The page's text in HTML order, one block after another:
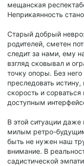
мещанская
Неприкаянность
Старый добрый
родителей, сметен
следит за нами, ему
взгляд сковывал и
точку опоры. Без
преследовать
скорость и
доступным
В этой ситуации даже
милым ретро-
быть не нужен наш
внимание. В
садистической